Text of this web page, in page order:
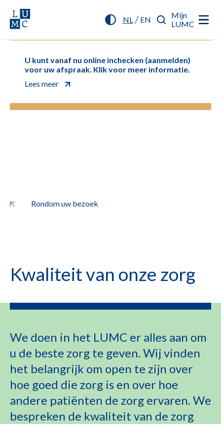
NL/ EN
Mijn
LUMC
U kunt vanaf nu online inchecken (aanmelden)
voor uw afspraak. Klik voor meer informatie.
Lees meer
Rondom uw bezoek
Kwaliteit van onze zorg
We doen in het LUMC er alles aan om
u de beste zorg te geven. Wij vinden
het belangrijk om open te zijn over
hoe goed die zorg is en over hoe
andere patiënten de zorg ervaren. We
bespreken de kwaliteit van de zorg